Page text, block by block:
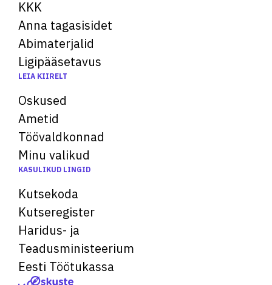
KKK
Anna tagasisidet
Abimaterjalid
Ligipääsetavus
LEIA KIIRELT
Oskused
Ametid
Töövaldkonnad
Minu valikud
KASULIKUD LINGID
Kutsekoda
Kutseregister
Haridus- ja
Teadusministeerium
Eesti Töötukassa